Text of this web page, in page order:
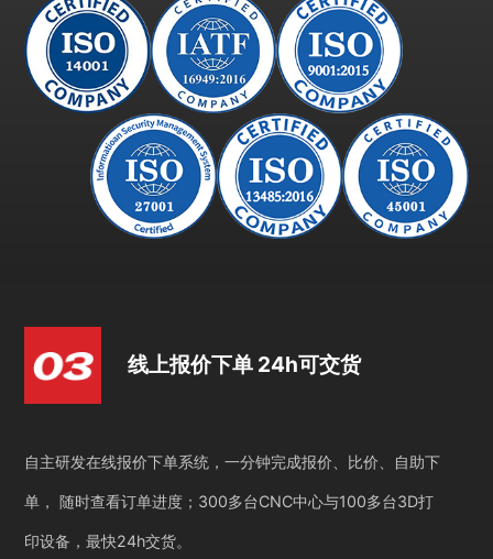
线上报价下单 24h可交货
自主研发在线报价下单系统，一分钟完成报价、比价、自助下
单， 随时查看订单进度；300多台CNC中心与100多台3D打
印设备，最快24h交货。